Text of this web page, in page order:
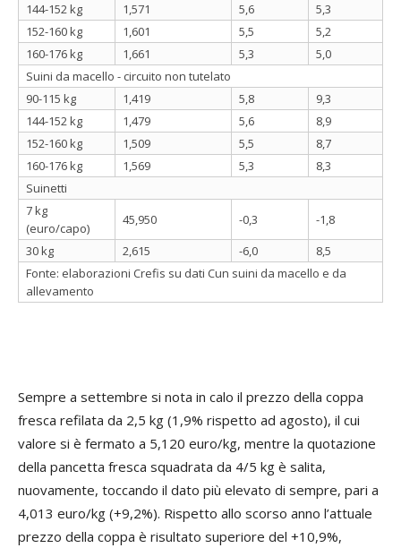
144-152 kg
1,571 5,6
5,3
152-160 kg
1,601 5,5
5,2
160-176 kg
1,661 5,3
5,0
Suini da macello - circuito non tutelato
90-115 kg
1,419 5,8
9,3
144-152 kg
1,479 5,6
8,9
152-160 kg
1,509 5,5
8,7
160-176 kg
1,569 5,3
8,3
Suinetti
7 kg
(euro/capo)
45,950 -0,3
-1,8
30 kg
2,615 -6,0
8,5
Fonte: elaborazioni Crefis su dati Cun suini da macello e da
allevamento
Sempre a settembre si nota in calo il prezzo della coppa
fresca refilata da 2,5 kg (1,9% rispetto ad agosto), il cui
valore si è fermato a 5,120 euro/kg, mentre la quotazione
della pancetta fresca squadrata da 4/5 kg è salita,
nuovamente, toccando il dato più elevato di sempre, pari a
4,013 euro/kg (+9,2%). Rispetto allo scorso anno l’attuale
prezzo della coppa è risultato superiore del +10,9%,